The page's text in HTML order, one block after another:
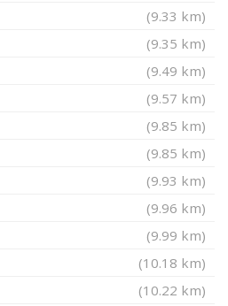
(9.33 km)
(9.35 km)
(9.49 km)
(9.57 km)
(9.85 km)
(9.85 km)
(9.93 km)
(9.96 km)
(9.99 km)
(10.18 km)
(10.22 km)